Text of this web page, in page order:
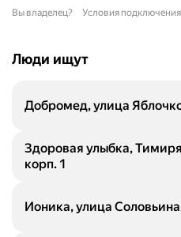
Вы владелец? Условия подключения
Люди ищут
Добромед, улица
Здоровая улыбка,
корп. 1
Ионика, улица